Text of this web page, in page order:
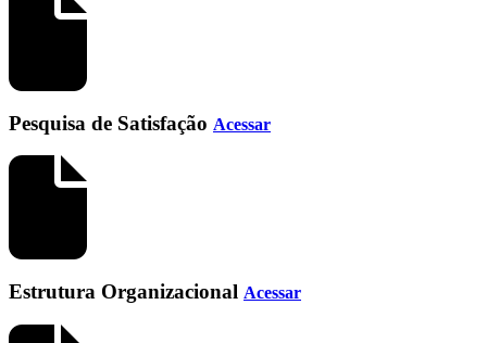
Pesquisa de Satisfação Acessar
Estrutura Organizacional Acessar